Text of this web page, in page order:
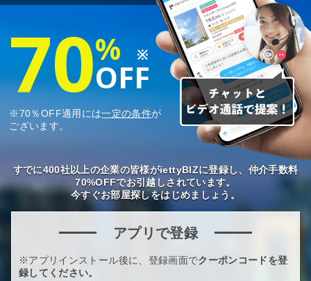
70%
OFF
※
※70％OFF適用には一定の条件が
ございます。
すでに400社以上の企業の皆様がiettyBIZに登録し、仲介手数料
70%OFFでお引越しされています。
今すぐお部屋探しをはじめましょう。
アプリで登録
※アプリインストール後に、登録画面でクーポンコードを登
録してください。